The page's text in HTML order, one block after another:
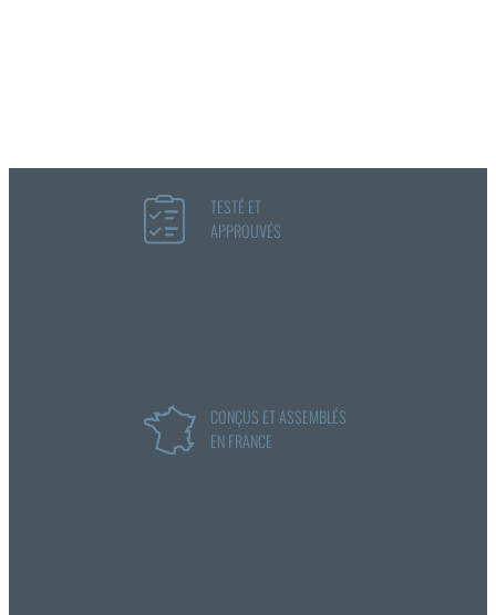
TESTÉ ET
APPROUVÉS
CONÇUS ET ASSEMBLÉS
EN FRANCE